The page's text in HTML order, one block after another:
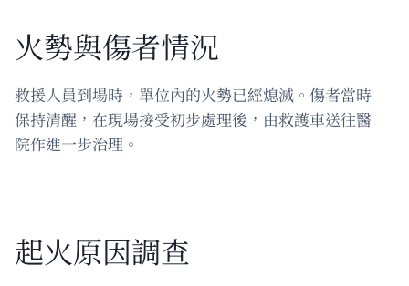
火勢與傷者情況
救援人員到場時，單位內的火勢已經熄滅。傷者當時
保持清醒，在現場接受初步處理後，由救護車送往醫
院作進一步治理。
起火原因調查